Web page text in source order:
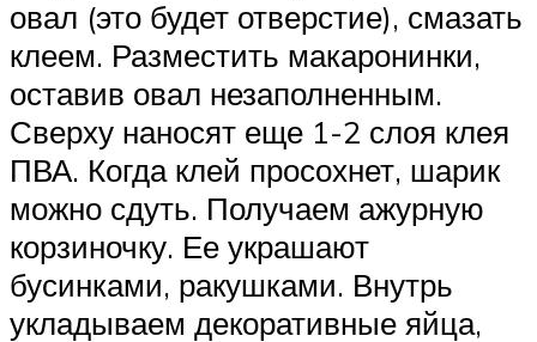
овал (это будет отверстие), смазать
клеем. Разместить макаронинки,
оставив овал незаполненным.
Сверху наносят еще 1-2 слоя клея
ПВА. Когда клей просохнет, шарик
можно сдуть. Получаем ажурную
корзиночку. Ее украшают
бусинками, ракушками. Внутрь
укладываем декоративные яйца,